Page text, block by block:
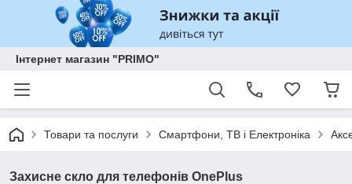
Інтернет магазин "PRIMO"
Товари та послуги Смартфони, ТВ і Електроніка
Захисне скло для телефонів OnePlus